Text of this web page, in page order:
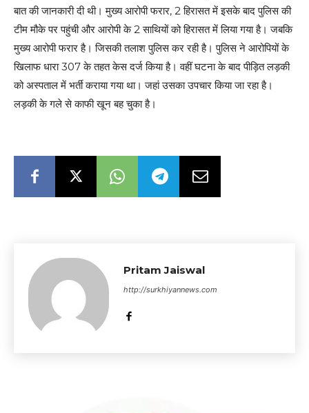
बात की जानकारी दी थी। मुख्य आरोपी फरार, 2 हिरासत में इसके बाद पुलिस की
टीम मौके पर पहुंची और आरोपी के 2 साथियों को हिरासत में लिया गया है। जबकि
मुख्य आरोपी फरार है। जिसकी तलाश पुलिस कर रही है। पुलिस ने आरोपियों के
खिलाफ धारा 307 के तहत केस दर्ज किया है। वहीं घटना के बाद पीड़ित लड़की
को अस्पताल में भर्ती कराया गया था। जहां उसका उपचार किया जा रहा है।
लड़की के गले से काफी खून बह चुका है।
Pritam Jaiswal
http://surkhiyannews.com